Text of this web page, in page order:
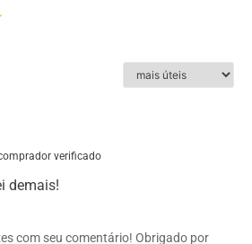
externo do sapato, atinge até
Rafarillo em Couro Branco
verificado
demais!
com seu comentário! Obrigado por